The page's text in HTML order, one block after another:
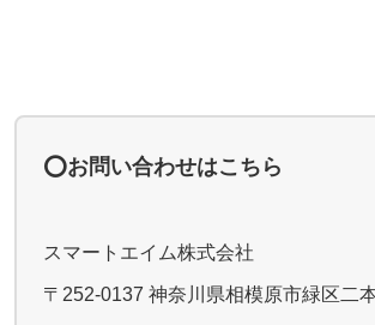
⭕️お問い合わせはこちら
スマートエイム株式会社
〒252-0137 神奈川県相模原市緑区二